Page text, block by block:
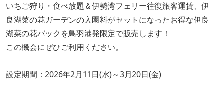
いちご狩り・食べ放題＆伊勢湾フェリー往復旅客運賃、伊
良湖菜の花ガーデンの入園料がセットになったお得な伊良
湖菜の花パックを鳥羽港発限定で販売します！
この機会にぜひご利用ください。
設定期間：2026年2月11日(水)～3月20日(金)